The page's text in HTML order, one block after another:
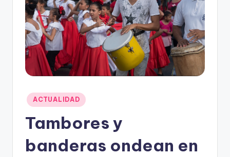
Estudio
Grabación,
Anfiteatros,
Acrobacia,
DanceHall,
Investigación,
Tienda
Arte.
Publicado
en
ACTUALIDAD
Tambores y
banderas ondean en